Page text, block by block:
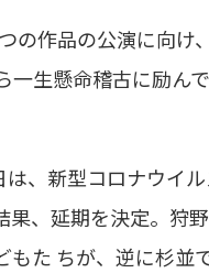
作品の公演に向け、
一生懸命稽古に励ん
は、新型コロナウイ
果、延期を決定。狩
もた ちが、逆に杉並